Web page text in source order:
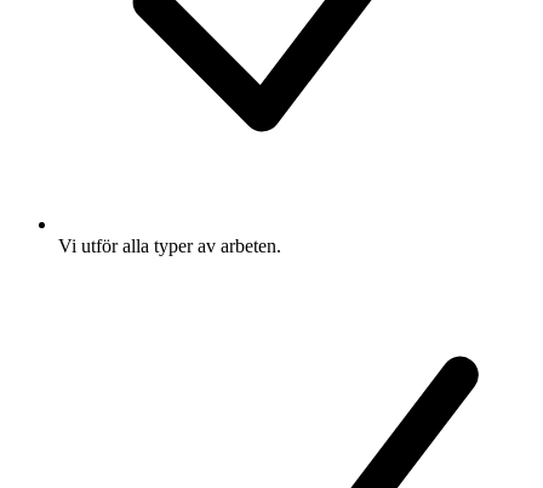
Vi utför alla typer av arbeten.